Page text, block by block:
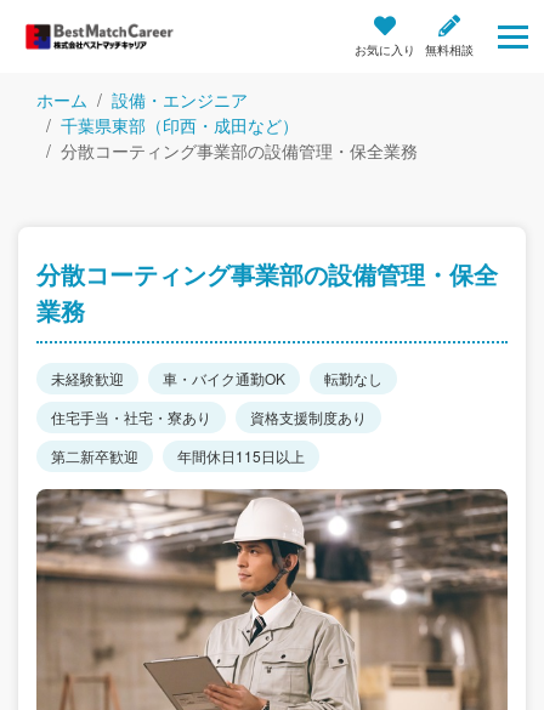
お気に入り 無料相談
ホーム
設備・エンジニア
千葉県東部（印西・成田など）
分散コーティング事業部の設備管理・保全業務
分散コーティング事業部の設備管理・保全
業務
未経験歓迎 車・バイク通勤OK
転勤なし
住宅手当・社宅・寮あり
資格支援制度あり
第二新卒歓迎
年間休日115日以上